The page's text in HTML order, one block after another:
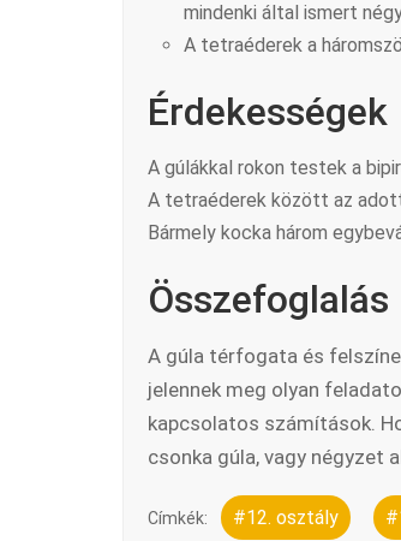
mindenki által ismert
A tetraéderek a
Érdekességek
A gúlákkal rokon testek a
A tetraéderek között az
Bármely kocka három
Összefoglalás
A gúla térfogata és
jelennek meg olyan
kapcsolatos számítások.
csonka gúla, vagy négyzet
Címkék: #12. osztály